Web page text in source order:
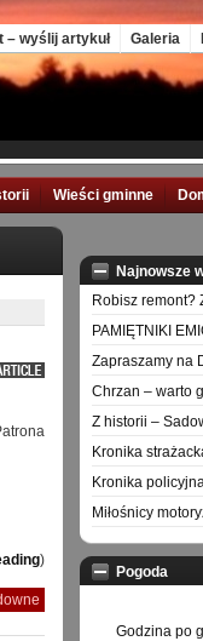
– wyślij artykuł Galeria
Wieści gminne
)
Najnowsze
Robisz remont?
PAMIĘTNIKI
Zapraszamy na
Chrzan – warto
Z historii –
Kronika
Kronika
Miłośnicy
Pogoda
Godzina po